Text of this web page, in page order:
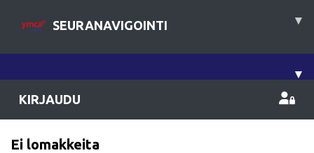
SEURANAVIGOINTI ▾
▾
KIRJAUDU
Ei lomakkeita